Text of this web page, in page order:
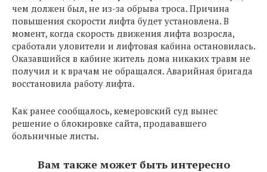
чем должен был, не из-за обрыва троса. Причина
повышения скорости лифта будет установлена. В
момент, когда скорость движения лифта возросла,
сработали уловители и лифтовая кабина остановилась.
Оказавшийся в кабине житель дома никаких травм не
получил и к врачам не обращался. Аварийная бригада
восстановила работу лифта.
Как ранее сообщалось, кемеровский суд вынес
решение о блокировке сайта, продававшего
больничные листы.
Вам также может быть интересно